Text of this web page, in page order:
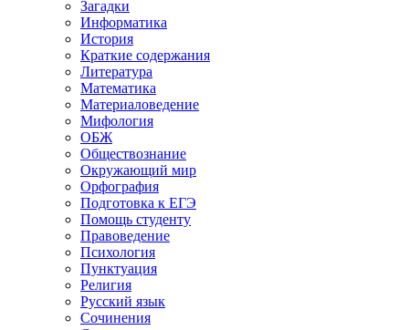
Загадки
Информатика
История
Краткие содержания
Литература
Математика
Материаловедение
Мифология
ОБЖ
Обществознание
Окружающий мир
Орфография
Подготовка к ЕГЭ
Помощь студенту
Правоведение
Психология
Пунктуация
Религия
Русский язык
Сочинения